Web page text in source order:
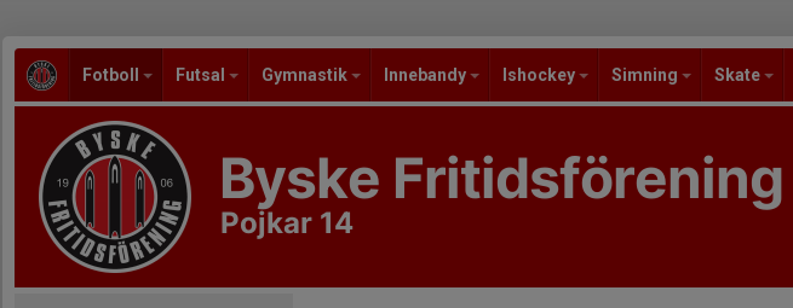
Fotboll Futsal Gymnastik Innebandy Ishockey Simning Skate
Byske Fritidsförening
Pojkar 14